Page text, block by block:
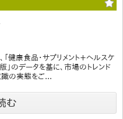
「健康食品・サプリメント+ヘルスケ
のデータを基に、市場のトレンド
識の実態をご...
む